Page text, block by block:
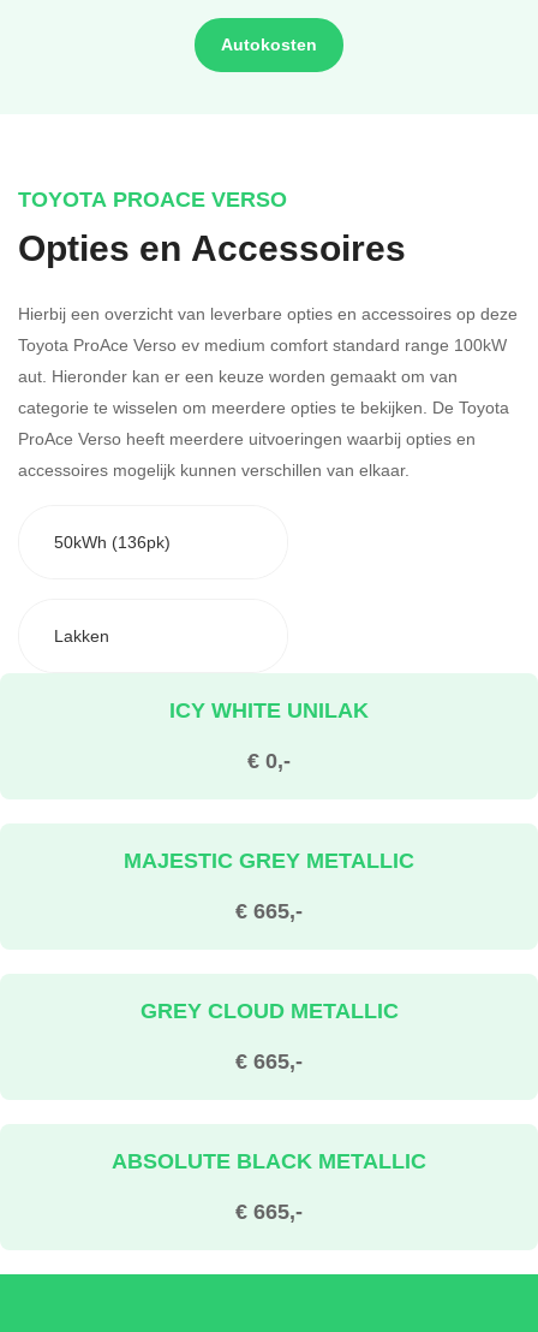
Autokosten
TOYOTA PROACE VERSO
Opties en Accessoires
Hierbij een overzicht van leverbare opties en accessoires op deze
Toyota ProAce Verso ev medium comfort standard range 100kW
aut. Hieronder kan er een keuze worden gemaakt om van
categorie te wisselen om meerdere opties te bekijken. De Toyota
ProAce Verso heeft meerdere uitvoeringen waarbij opties en
accessoires mogelijk kunnen verschillen van elkaar.
50kWh (136pk)
Lakken
€ 0,-
ICY WHITE UNILAK
€ 665,-
MAJESTIC GREY METALLIC
€ 665,-
GREY CLOUD METALLIC
€ 665,-
ABSOLUTE BLACK METALLIC